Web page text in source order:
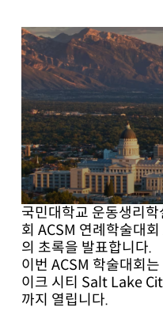
국민대학교 운동생리
회 ACSM 연례학술대
의 초록을 발표합니다.
이번 ACSM 학술대회
이크 시티 Salt Lake
까지 열립니다.